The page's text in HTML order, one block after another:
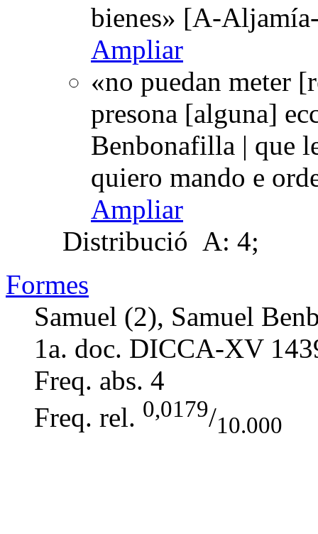
bienes» [A-
Ampliar
«no puedan meter
presona [alguna]
Benbonafilla | que
quiero mando e
Ampliar
Distribució A: 4;
Formes
Samuel (2), Samuel
1a. doc. DICCA-XV
Freq. abs. 4
Freq. rel. 0,0179/10.000